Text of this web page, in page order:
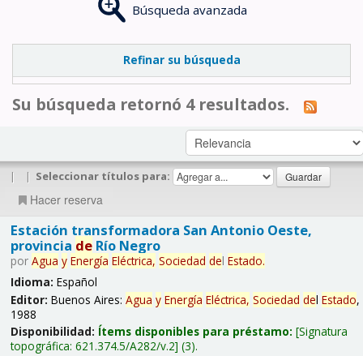
Búsqueda avanzada
Refinar su búsqueda
Su búsqueda retornó 4 resultados.
| | Seleccionar títulos para:
Hacer reserva
Estación transformadora San Antonio Oeste,
provincia deRío Negro
por Agua y Energía Eléctrica, Sociedad del Estado.
Idioma: Español
Editor: Buenos Aires: Agua y Energía Eléctrica, Sociedad del Estado,
1988
Disponibilidad: Ítems disponibles para préstamo: Signatura
topográfica: 621.374.5/A282/v.2 (3).